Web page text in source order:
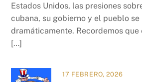
Estados Unidos, las presiones
cubana, su gobierno y el pueblo
dramáticamente. Recordemos
[…]
17 FEBRERO, 2026